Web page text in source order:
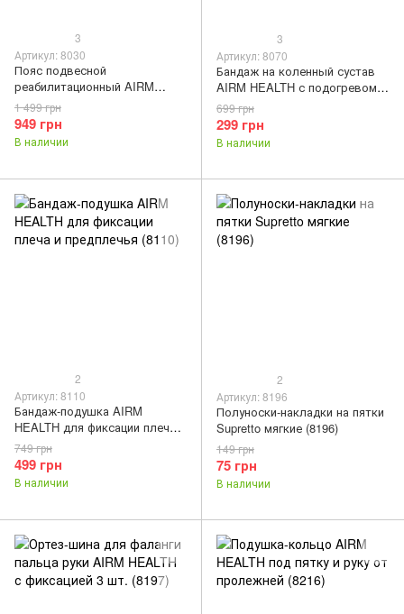
3
Артикул: 8030
Пояс подвесной
реабилитационный AIRM
HEALTH (8030)
949 грн
1 499 грн
В наличии
3
Артикул: 8070
Бандаж на коленный сустав
AIRM HEALTH с подогревом
(8070)
299 грн
699 грн
В наличии
2
Артикул: 8110
Бандаж-подушка AIRM
HEALTH для фиксации плеча и
предплечья (8110)
499 грн
749 грн
В наличии
2
Артикул: 8196
Полуноски-накладки на пятки
Supretto мягкие (8196)
75 грн
149 грн
В наличии